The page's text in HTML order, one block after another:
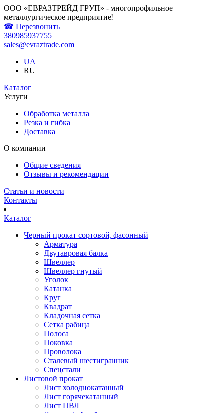
ООО «ЕВРАЗТРЕЙД ГРУП» - многопрофильное
металлургическое предприятие!
☎ Перезвонить
380985937755
sales@evraztrade.com
UA
RU
Каталог
Услуги
Обработка металла
Резка и гибка
Доставка
О компании
Общие сведения
Отзывы и рекомендации
Статьи и новости
Контакты
Каталог
Черный прокат сортовой, фасонный
Арматура
Двутавровая балка
Швеллер
Швеллер гнутый
Уголок
Катанка
Круг
Квадрат
Кладочная сетка
Сетка рабица
Полоса
Поковка
Проволока
Сталевый шестигранник
Спецстали
Листовой прокат
Лист холоднокатанный
Лист горячекатанный
Лист ПВЛ